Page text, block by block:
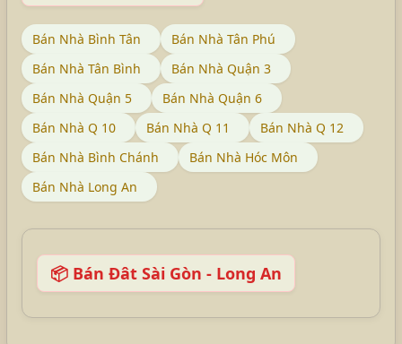
Bán Nhà Bình Tân
Bán Nhà Tân Phú
Bán Nhà Tân Bình
Bán Nhà Quận 3
Bán Nhà Quận 5
Bán Nhà Quận 6
Bán Nhà Q 10
Bán Nhà Q 11
Bán Nhà Q 12
Bán Nhà Bình Chánh
Bán Nhà Hóc Môn
Bán Nhà Long An
📦 Bán Đât Sài Gòn - Long An